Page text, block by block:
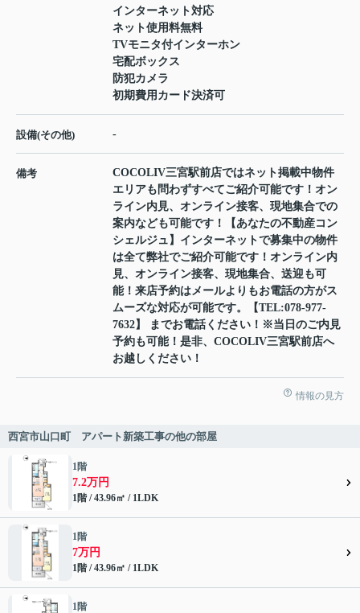
インターネット対応
ネット使用料無料
TVモニタ付インターホン
宅配ボックス
防犯カメラ
初期費用カード決済可
設備(その他) -
備考
COCOLIV三宮駅前店ではネット掲載中物件
エリアも問わずすべてご紹介可能です！オン
ライン内見、オンライン接客、現地集合での
案内なども可能です！【あなたの不動産コン
シェルジュ】インターネットで募集中の物件
は全て弊社でご紹介可能です！オンライン内
見、オンライン接客、現地集合、送迎も可
能！来店予約はメールよりもお電話の方がス
ムーズな対応が可能です。【TEL:078-977-
7632】 までお電話ください！※当日のご内見
予約も可能！是非、COCOLIV三宮駅前店へ
お越しください！
情報の見方
西宮市山口町 アパート新築工事の他の部屋
1階
7.2万円
1階 / 43.96㎡ / 1LDK
1階
7万円
1階 / 43.96㎡ / 1LDK
1階